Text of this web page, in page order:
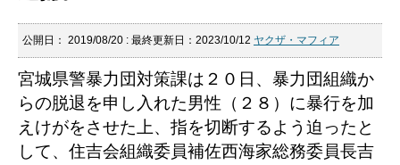
公開日： 2019/08/20 : 最終更新日：2023/10/12 ヤクザ・マフィア
宮城県警暴力団対策課は２０日、暴力団組織か
らの脱退を申し入れた男性（２８）に暴行を加
えけがをさせた上、指を切断するよう迫ったと
して、住吉会組織委員補佐西海家総務委員長吉